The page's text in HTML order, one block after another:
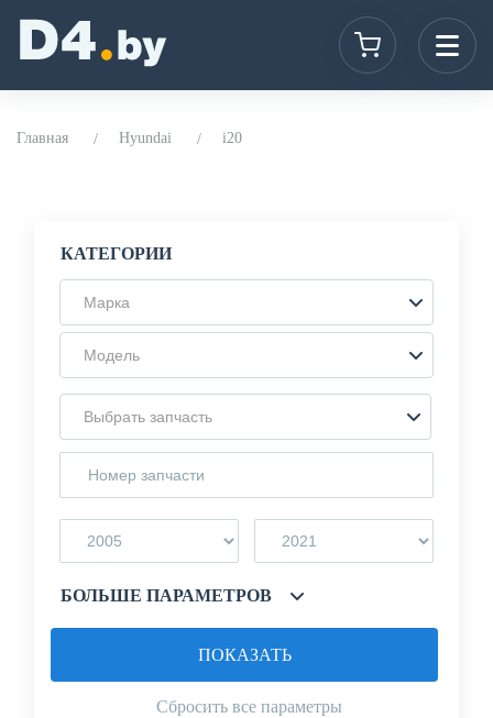
Главная Hyundai i20
КАТЕГОРИИ
Марка
Модель
Выбрать запчасть
БОЛЬШЕ ПАРАМЕТРОВ
Сбросить все параметры
ПОКАЗАТЬ